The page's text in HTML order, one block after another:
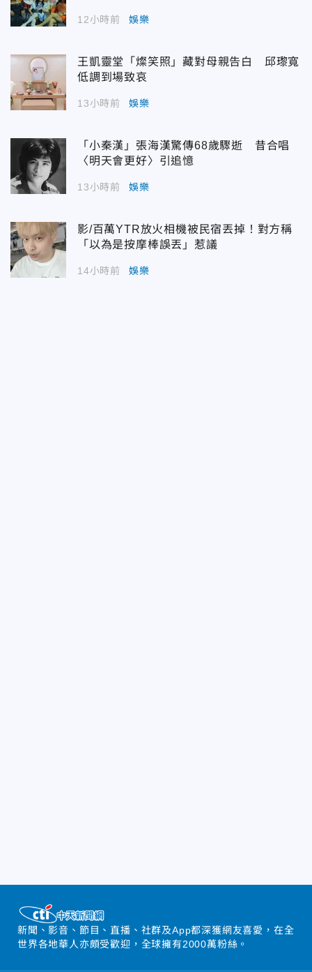
12小時前 娛樂
王凱靈堂「燦笑照」藏對母親告白 邱瓈寬
低調到場致哀
13小時前 娛樂
「小秦漢」張海漢驚傳68歲驟逝 昔合唱
〈明天會更好〉引追憶
13小時前 娛樂
影/百萬YTR放火相機被民宿丟掉！對方稱
「以為是按摩棒誤丟」惹議
14小時前 娛樂
新聞、影音、節目、直播、社群及App都深獲網友喜愛，在全
世界各地華人亦頗受歡迎，全球擁有2000萬粉絲。